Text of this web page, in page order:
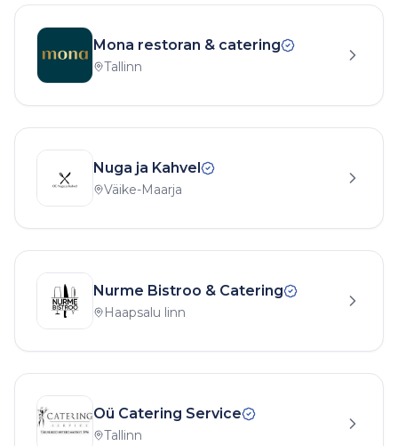
Mona restoran & catering
Tallinn
Nuga ja Kahvel
Väike-Maarja
Nurme Bistroo & Catering
Haapsalu linn
Oü Catering Service
Tallinn